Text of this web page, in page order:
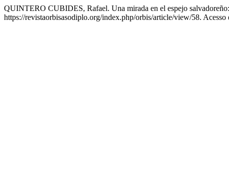
QUINTERO CUBIDES, Rafael. Una mirada en el espejo
https://revistaorbisasodiplo.org/index.php/orbis/article/view/58. Acesso